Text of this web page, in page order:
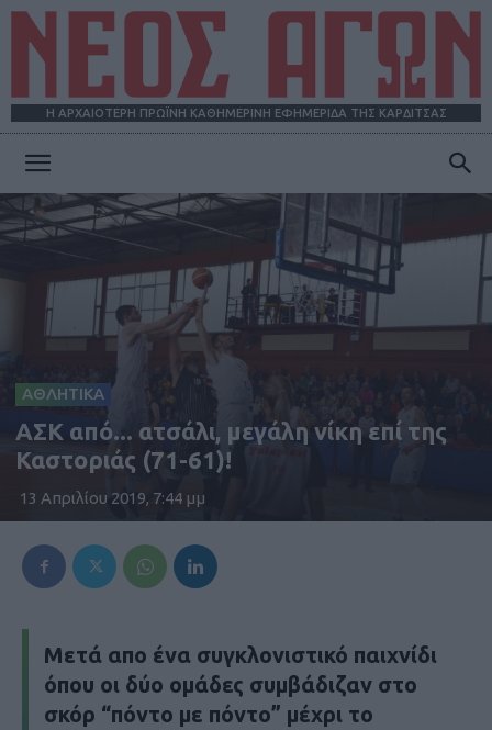
Η ΑΡΧΑΙΟΤΕΡΗ ΠΡΩΪΝΗ ΚΑΘΗΜΕΡΙΝΗ ΕΦΗΜΕΡΙΔΑ ΤΗΣ ΚΑΡΔΙΤΣΑΣ
ΑΓΩΝ
ΑΘΛΗΤΙΚΑ
ΑΣΚ από... ατσάλι, μεγάλη νίκη επί της
Καστοριάς (71-61)!
13 Απριλίου 2019, 7:44 μμ
Μετά απο ένα συγκλονιστικό παιχνίδι
όπου οι δύο ομάδες συμβάδιζαν στο
σκόρ “πόντο με πόντο” μέχρι το